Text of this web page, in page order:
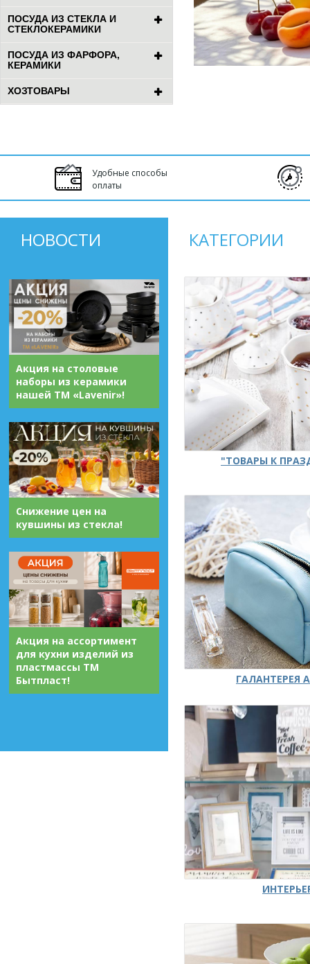
ПОСУДА ИЗ СТЕКЛА И
СТЕКЛОКЕРАМИКИ
ПОСУДА ИЗ ФАРФОРА,
КЕРАМИКИ
ХОЗТОВАРЫ
Удобные способы
оплаты
НОВОСТИ
Акция на столовые
наборы из керамики
нашей ТМ «Lavenir»!
Снижение цен на
кувшины из стекла!
Акция на ассортимент
для кухни изделий из
пластмассы ТМ
Бытпласт!
КАТЕГОРИИ
"ТОВАРЫ К
ГАЛАНТЕРЕЯ